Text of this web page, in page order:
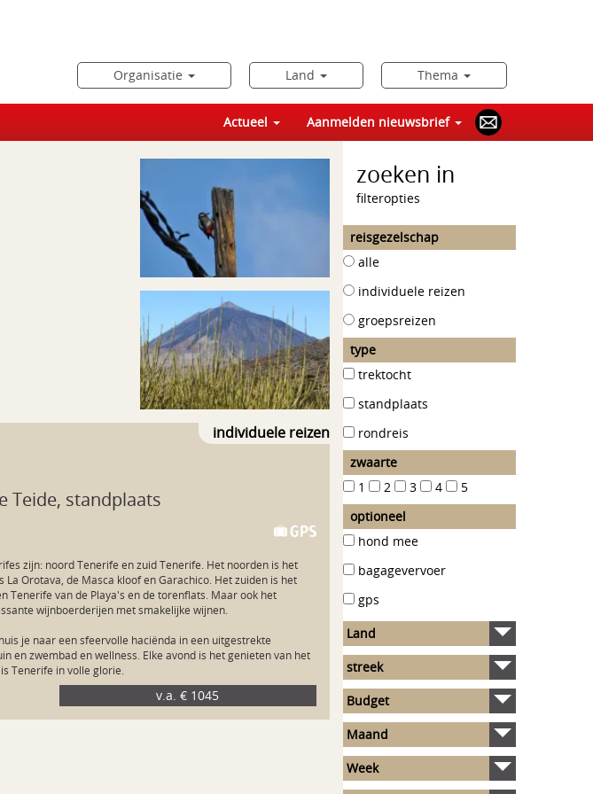
Organisatie Land Thema
Actueel Aanmelden nieuwsbrief
individuele reizen
Teide, standplaats
zijn: noord Tenerife en zuid Tenerife. Het noorden is het
Orotava, de Masca kloof en Garachico. Het zuiden is het
Tenerife van de Playa's en de torenflats. Maar ook het
wijnboerderijen met smakelijke wijnen.
je naar een sfeervolle haciënda in een uitgestrekte
en zwembad en wellness. Elke avond is het genieten van het
v.a. € 1045
zoeken in
filteropties
reisgezelschap
alle
individuele reizen
groepsreizen
type
trektocht
standplaats
rondreis
zwaarte
1
2 3 4
5
thema
organisatie
optioneel
hond mee
bagagevervoer
gps